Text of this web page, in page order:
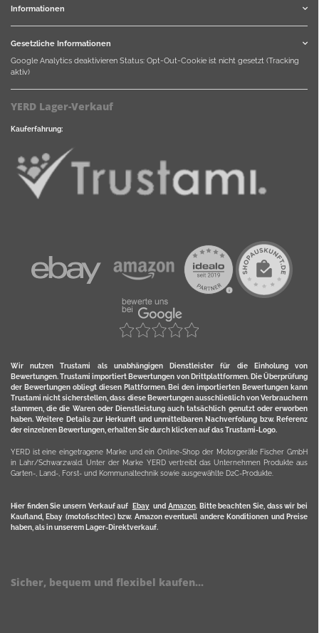
Informationen
Gesetzliche Informationen
Google Analytics deaktivieren Status: Opt-Out-Cookie ist nicht gesetzt (Tracking
aktiv)
YERD Lager-Verkauf
Kauferfahrung:
Wir nutzen Trustami als unabhängigen Dienstleister für die Einholung von
Bewertungen. Trustami importiert Bewertungen von Drittplattformen. Die Überprüfung
der Bewertungen obliegt diesen Plattformen. Bei den importierten Bewertungen kann
Trustami nicht sicherstellen, dass diese Bewertungen ausschließlich von Verbrauchern
stammen, die die Waren oder Dienstleistung auch tatsächlich genutzt oder erworben
haben. Weitere Details zur Herkunft und unmittelbaren Nachverfolung bzw. Referenz
der einzelnen Bewertungen, erhalten Sie durch klicken auf das Trustami-Logo.
YERD ist eine eingetragene Marke und ein Online-Shop der Motorgeräte Fischer GmbH
in Lahr/Schwarzwald. Unter der Marke YERD vertreibt das Unternehmen Produkte aus
Garten-, Land-, Forst- und Kommunaltechnik sowie ausgewählte D2C-Produkte.
Hier finden Sie unsern Verkauf auf Ebayund Amazon. Bitte beachten Sie, dass wir bei
Kaufland, Ebay (motofischtec) bzw. Amazon eventuell andere Konditionen und Preise
haben, als in unserem Lager-Direktverkauf.
Sicher, bequem und flexibel kaufen...